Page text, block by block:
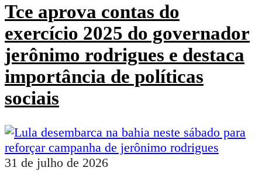
Tce aprova contas do
exercício 2025 do governador
jerônimo rodrigues e destaca
importância de políticas
sociais
31 de julho de 2026